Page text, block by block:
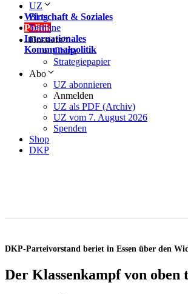
UZ
Wirtschaft & Soziales
Politik
Internationales
Kommunalpolitik
Blog
Termine
Dossiers
China
Strategiepapier
Abo
UZ abonnieren
Anmelden
UZ als PDF (Archiv)
UZ vom 7. August 2026
Spenden
Shop
DKP
DKP-Parteivorstand beriet in Essen über den
Der Klassenkampf von oben